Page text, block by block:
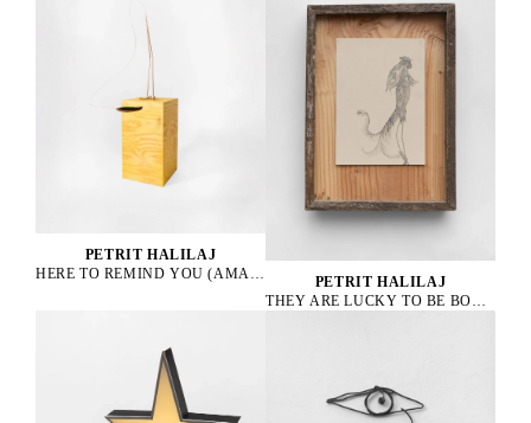
PETRIT HALILAJ
HERE TO REMIND YOU (AMAZONA ALBIFRONS), 2023
PETRIT HALILAJ